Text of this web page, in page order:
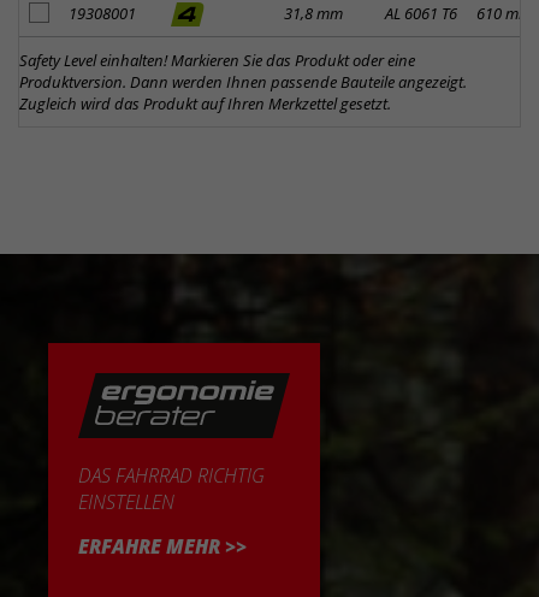
Artikel zum Merkzettel hinzufügen
19308001 31,8 mm AL 6061 T6 610 mm
Safety Level einhalten! Markieren Sie das Produkt oder eine
Produktversion. Dann werden Ihnen passende Bauteile angezeigt.
Zugleich wird das Produkt auf Ihren Merkzettel gesetzt.
DAS FAHRRAD RICHTIG
EINSTELLEN
ERFAHRE MEHR >>